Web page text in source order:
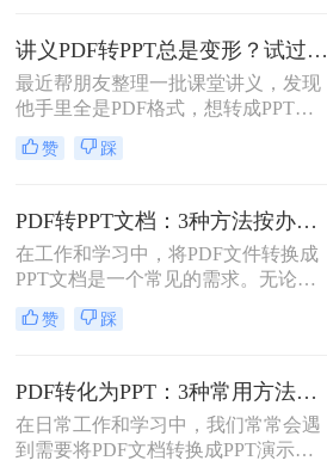
和动态展示效果。那么pdf转ppt怎么
操作呢？本文将介绍五种将PDF转换
为PPT的方法，帮助您轻松完成这一
任务。
讲义PDF转PPT总是变形？试过这几个办法真管用！
最近帮朋友整理一批课堂讲义，发现
他手里全是PDF格式，想转成PPT讲
课用，结果试了好几个工具，不是字
体乱码就是排版错位，气得他差点把
转ppt”这个问题，说到底要看你的
PDF是纯文字扫描件、带复杂表格的
课件，还是带大量图片的教案——不
同情况方法完全不同。下面我按实际
使用场景，把试过好用的几个方法整
理出来，不吹不黑，优缺点都说明
赞 踩
PDF转PPT文档：3种方法按办公场景（汇报/教学/合同）选择！
在工作和学习中，将PDF文件转换成
PPT文档是一个常见的需求。无论是
为了制作演示文稿、提取内容还是重
新排版，掌握几种有效的转换方法都
ppt文档呢？本文将介绍三种常用的
PDF转PPT的方法，帮助您轻松完成
PDF到PPT的转换。
赞 踩
PDF转化为PPT：3种常用方法在不同PPT版本下的兼容性！
在日常工作和学习中，我们常常会遇
到需要将PDF文档转换成PPT演示文